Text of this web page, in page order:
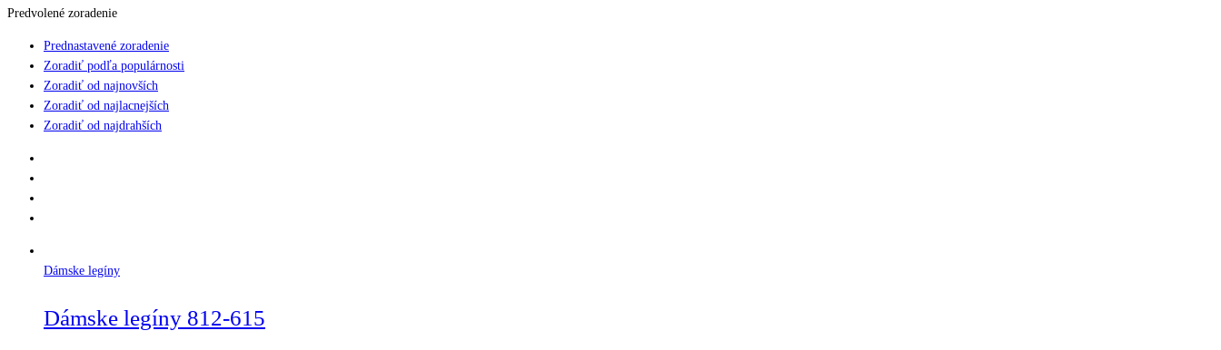
Predvolené zoradenie
Prednastavené zoradenie
Zoradiť podľa populárnosti
Zoradiť od najnovších
Zoradiť od najlacnejších
Zoradiť od najdrahších
Dámske legíny
Dámske legíny 812-615